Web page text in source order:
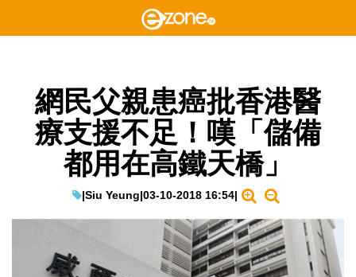
網民父親患癌批香港醫
療支援不足！嘆「儲備
都用在高鐵天橋」
|Siu Yeung|03-10-2018 16:54|